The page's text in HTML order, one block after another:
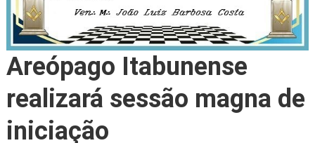
Areópago Itabunense
realizará sessão magna de
iniciação